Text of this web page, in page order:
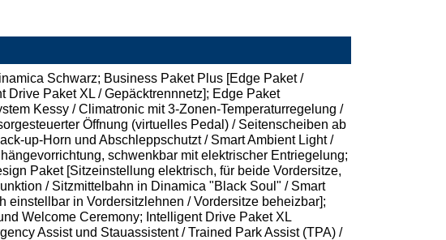
Schwarz; Business Paket Plus [Edge Paket /
Paket XL / Gepäcktrennnetz]; Edge Paket
Kessy / Climatronic mit 3-Zonen-Temperaturregelung /
Öffnung (virtuelles Pedal) / Seitenscheiben ab
up-Horn und Abschleppschutzt / Smart Ambient Light /
schwenkbar mit elektrischer Entriegelung;
Paket [Sitzeinstellung elektrisch, für beide Vordersitze,
/ Sitzmittelbahn in Dinamica "Black Soul" / Smart
in Vordersitzlehnen / Vordersitze beheizbar];
Welcome Ceremony; Intelligent Drive Paket XL
Assist und Stauassistent / Trained Park Assist (TPA) /